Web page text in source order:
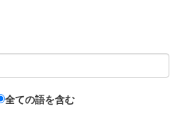
全ての語を含む